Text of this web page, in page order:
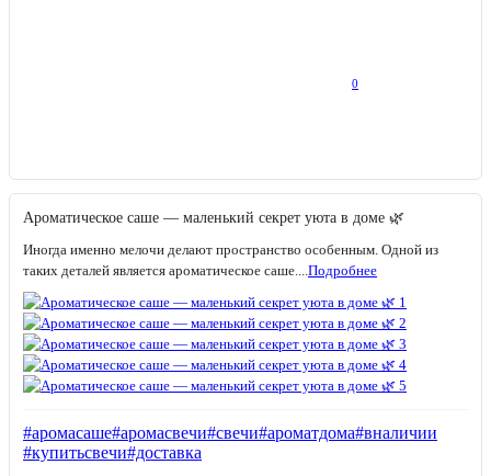
0
Ароматическое саше — маленький секрет уюта в доме 🌿
Иногда именно мелочи делают пространство особенным. Одной из
таких деталей является ароматическое саше....Подробнее
#аромасаше#аромасвечи#свечи#ароматдома#вналичии
#купитьсвечи#доставка